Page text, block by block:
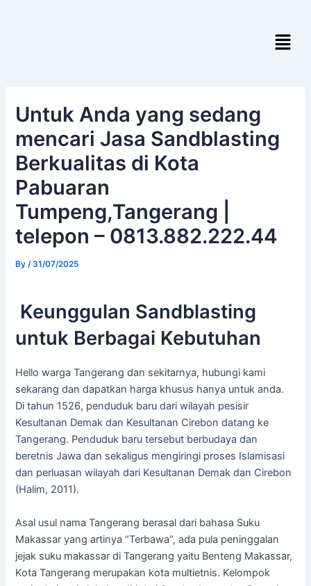
Menu
Untuk Anda yang sedang
mencari Jasa Sandblasting
Berkualitas di Kota
Pabuaran
Tumpeng,Tangerang |
telepon – 0813.882.222.44
By/31/07/2025
Keunggulan Sandblasting
untuk Berbagai Kebutuhan
Hello warga Tangerang dan sekitarnya, hubungi kami
sekarang dan dapatkan harga khusus hanya untuk anda.
Di tahun 1526, penduduk baru dari wilayah pesisir
Kesultanan Demak dan Kesultanan Cirebon datang ke
Tangerang. Penduduk baru tersebut berbudaya dan
beretnis Jawa dan sekaligus mengiringi proses Islamisasi
dan perluasan wilayah dari Kesultanan Demak dan Cirebon
(Halim, 2011).
Asal usul nama Tangerang berasal dari bahasa Suku
Makassar yang artinya “Terbawa”, ada pula peninggalan
jejak suku makassar di Tangerang yaitu Benteng Makassar,
Kota Tangerang merupakan kota multietnis. Kelompok